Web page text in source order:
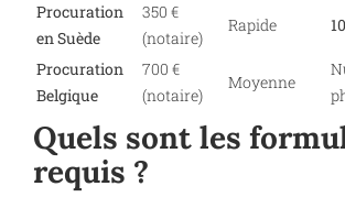
Procuration
en Suède
350 €
(notaire)
Rapide
Procuration
Belgique
700 €
(notaire)
Moyenne
Quels sont les
requis ?